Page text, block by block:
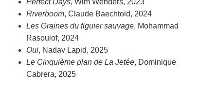
Perfect Days, Wim Wenders, 2023
Riverboom, Claude Baechtold, 2024
Les Graines du figuier sauvage, Mohammad
Rasoulof, 2024
Oui, Nadav Lapid, 2025
Le Cinquième plan de La Jetée, Dominique
Cabrera, 2025